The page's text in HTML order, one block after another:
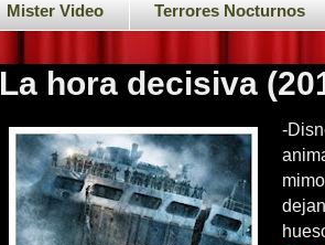
Mister Video Terrores Nocturnos
La hora decisiva
-